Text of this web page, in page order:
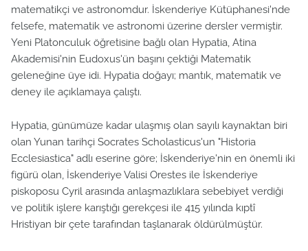
matematikçi ve astronomdur. İskenderiye Kütüphanesi'nde
felsefe, matematik ve astronomi üzerine dersler vermiştir.
Yeni Platonculuk öğretisine bağlı olan Hypatia, Atina
Akademisi'nin Eudoxus'ün başını çektiği Matematik
geleneğine üye idi. Hypatia doğayı; mantık, matematik ve
deney ile açıklamaya çalıştı.
Hypatia, günümüze kadar ulaşmış olan sayılı kaynaktan biri
olan Yunan tarihçi Socrates Scholasticus'un "Historia
Ecclesiastica" adlı eserine göre; İskenderiye'nin en önemli iki
figürü olan, İskenderiye Valisi Orestes ile İskenderiye
piskoposu Cyril arasında anlaşmazlıklara sebebiyet verdiği
ve politik işlere karıştığı gerekçesi ile 415 yılında kıptî
Hristiyan bir çete tarafından taşlanarak öldürülmüştür.